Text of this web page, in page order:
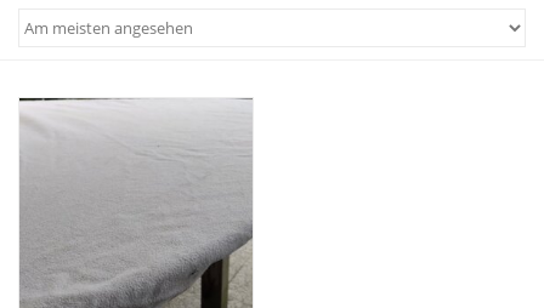
Badezimmer & Sauna
Plaids, Decken, Kissen